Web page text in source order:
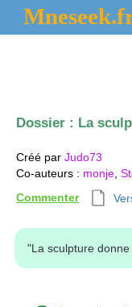
Dossier : La
Créé par Judo73
Co-auteurs : monje
Commenter
"La sculpture